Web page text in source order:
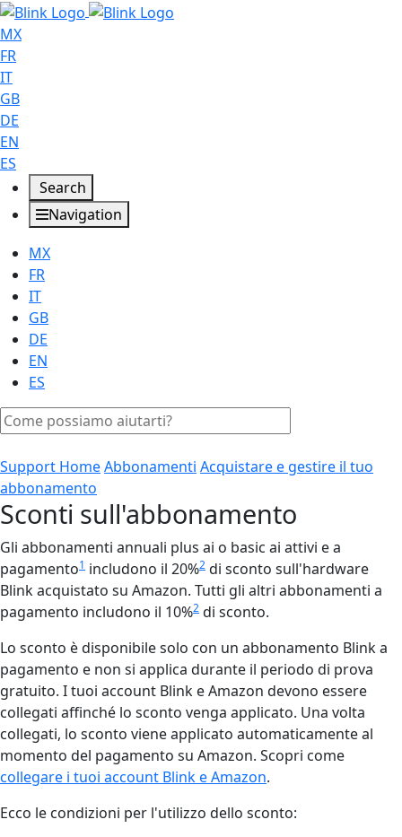
MX
FR
IT
GB
DE
EN
ES
Search
Navigation
MX
FR
IT
GB
DE
EN
ES
Support HomeAbbonamenti Acquistare e gestire il tuo
abbonamento
Sconti sull'abbonamento
Gli abbonamenti annuali plus ai o basic ai attivi e a
pagamento1 includono il 20%2 di sconto sull'hardware
Blink acquistato su Amazon. Tutti gli altri abbonamenti a
pagamento includono il 10%2 di sconto.
Lo sconto è disponibile solo con un abbonamento Blink a
pagamento e non si applica durante il periodo di prova
gratuito. I tuoi account Blink e Amazon devono essere
collegati affinché lo sconto venga applicato. Una volta
collegati, lo sconto viene applicato automaticamente al
momento del pagamento su Amazon. Scopri come
collegare i tuoi account Blink e Amazon.
Ecco le condizioni per l'utilizzo dello sconto: